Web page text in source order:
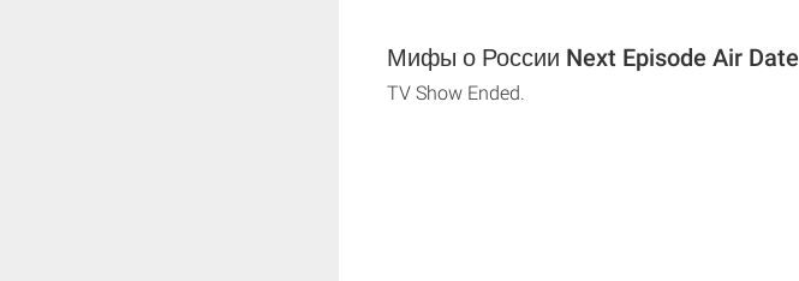
Мифы о России Next Episode Air Date
TV Show Ended.